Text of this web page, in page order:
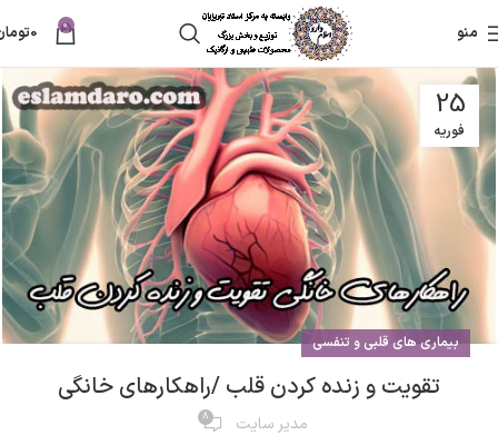
منو 0
0
25
فوریه
بیماری های قلبی و تنفسی
تقویت و زنده کردن قلب /راهکارهای خانگی
مدیر سایت 8